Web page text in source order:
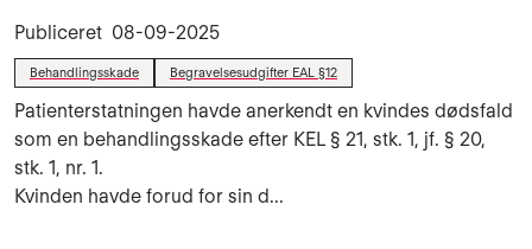
Publiceret 08-09-2025
Behandlingsskade Begravelsesudgifter EAL §12
Patienterstatningen havde anerkendt en kvindes dødsfald
som en behandlingsskade efter KEL § 21, stk. 1, jf. § 20,
stk. 1, nr. 1.
Kvinden havde forud for sin d...